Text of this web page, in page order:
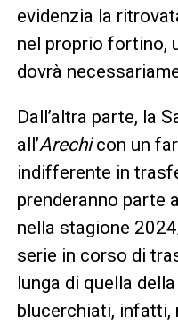
evidenzia la
nel proprio fortino,
dovrà
Dall’altra parte, la
all’Arechicon un
indifferente in
prenderanno parte
nella stagione
serie in corso di
lunga di quella
blucerchiati, infatti,